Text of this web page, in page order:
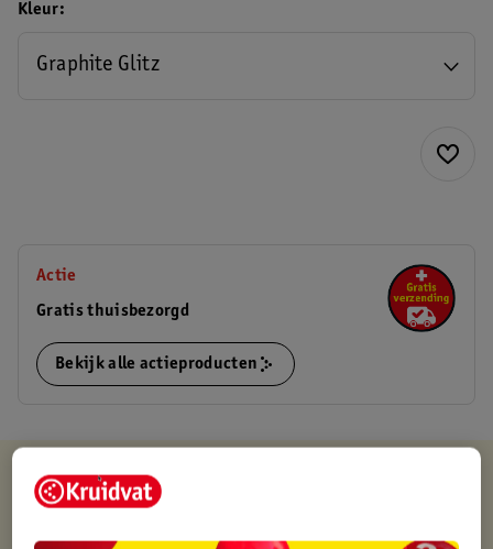
Kleur
Graphite Glitz
Actie
Gratis thuisbezorgd
Bekijk alle actieproducten
Kruidvat is altijd voordelig